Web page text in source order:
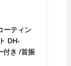
ーティン
DH-
付き /首振